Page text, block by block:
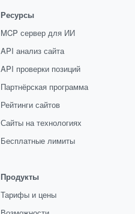
Ресурсы
MCP сервер для ИИ
API анализ сайта
API проверки позиций
Партнёрская программа
Рейтинги сайтов
Сайты на технологиях
Бесплатные лимиты
Продукты
Тарифы и цены